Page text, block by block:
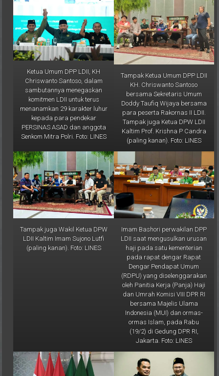
Ketua Umum DPP LDII, KH
Chriswanto Santoso, dalam
sambutannya menegaskan
komitmen LDII untuk terus
menanamkan 29 karakter luhur
kepada para pendekar
PERSINAS ASAD dan anggota
Senkom Mitra Polri. Foto: LINES
Tampak Ketua Umum DPP LDII
KH. Chriswanto Santoso
bersama Sekretaris Umum
Doddy Taufiq Wijaya bersama
para peserta Rakornas II LDII.
Tampak juga Ketua DPW LDII
Kaltim Prof. Krishna P Candra
(paling kanan). Foto: LINES
Tampak juga Wakil Ketua DPW
LDII Kaltim Imam Sujono Lutfi
(paling kanan). Foto: LINES
Imam Bashori perwakilan DPP
LDII saat mengusulkan urusan
haji pada satu kementerian
pada rapat dengar Rapat
Dengar Pendapat Umum
(RDPU) yang diselenggarakan
oleh Panitia Kerja (Panja) Haji
dan Umrah Komisi VIII DPR RI
bersama Majelis Ulama
Indonesia (MUI) dan ormas-
ormas Islam, pada Rabu
(19/2) di Gedung DPR RI,
Jakarta. Foto: LINES